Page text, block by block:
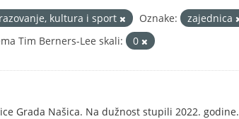
kultura i sport Oznake: zajednica
Tim Berners-Lee skali: 0
Grada Našica. Na dužnost stupili 2022. godine.